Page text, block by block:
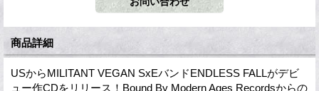
商品詳細
USからMILITANT VEGAN SxEバンドENDLESS FALLがデビ
ュー作CDをリリース！Bound By Modern Ages Recordsからの